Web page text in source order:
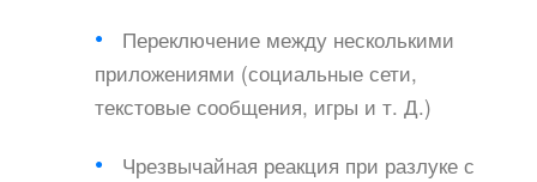
Переключение между несколькими
приложениями (социальные сети,
текстовые сообщения, игры и т. Д.)
Чрезвычайная реакция при разлуке с